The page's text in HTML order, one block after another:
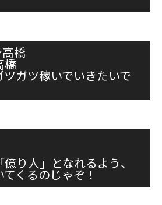
橋
ガツ稼いでいきたいで
り人」となれるよう、
くるのじゃぞ！